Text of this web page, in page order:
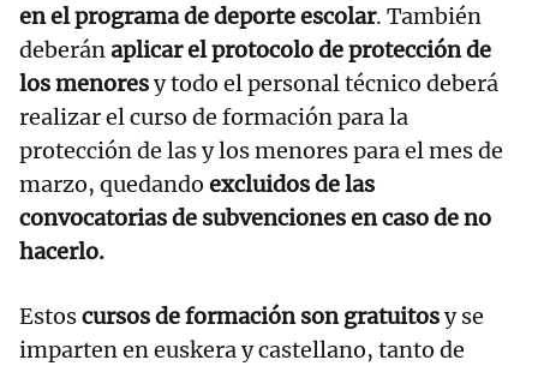
en el programa de deporte escolar. También
deberánaplicar el protocolo de protección de
los menoresy todo el personal técnico deberá
realizar el curso de formación para la
protección de las y los menores para el mes de
marzo, quedando excluidos de las
convocatorias de subvenciones en caso de no
hacerlo.
Estoscursos de formación son gratuitosy se
imparten en euskera y castellano, tanto de